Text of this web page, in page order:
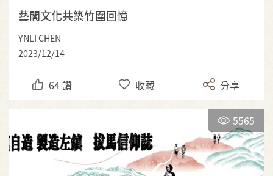
藝閣文化共築竹圍回憶
YNLI CHEN
2023/12/14
64讚 收藏 分享
5565